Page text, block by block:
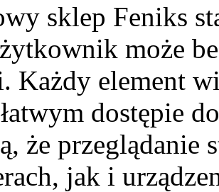
sklep Feniks
może
Każdy element
dostępie
że
jak i